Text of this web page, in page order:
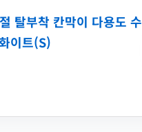
탈부착 칸막이 다용도 수
이트(S)